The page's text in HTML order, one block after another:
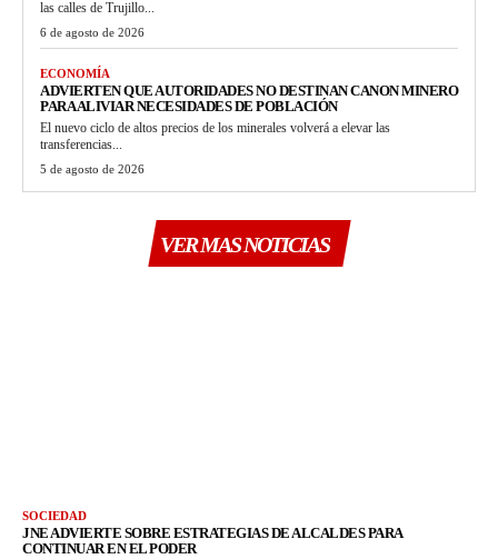
las calles de Trujillo...
6 de agosto de 2026
ECONOMÍA
ADVIERTEN QUE AUTORIDADES NO DESTINAN CANON MINERO
PARA ALIVIAR NECESIDADES DE POBLACIÓN
El nuevo ciclo de altos precios de los minerales volverá a elevar las
transferencias...
5 de agosto de 2026
VER MAS NOTICIAS
SOCIEDAD
JNE ADVIERTE SOBRE ESTRATEGIAS DE ALCALDES PARA
CONTINUAR EN EL PODER